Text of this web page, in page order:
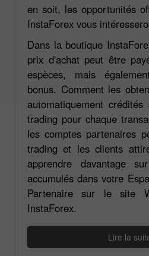
en soit, les opportunités
InstaForex vous
Dans la boutique
prix d'achat peut être
espèces, mais
bonus. Comment les
automatiquement
trading pour chaque
les comptes partenaires
trading et les clients
apprendre davantage
accumulés dans votre
Partenaire sur le site
InstaForex.
Lire la